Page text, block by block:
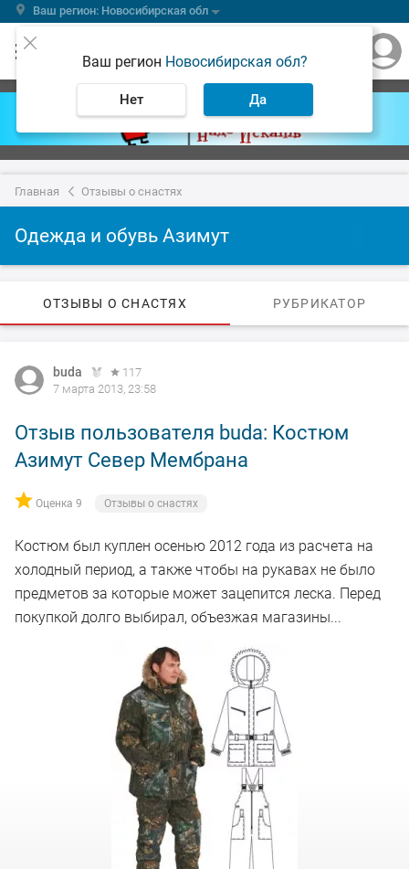
Ваш регион: Новосибирская обл
Ваш регион Новосибирская обл?
Нет Да
Главная Отзывы о снастях
Одежда и обувь Азимут
ОТЗЫВЫ О СНАСТЯХ РУБРИКАТОР
buda
117
7 марта 2013, 23:58
Отзыв пользователя buda: Костюм
Азимут Север Мембрана
Оценка 9 Отзывы о снастях
Костюм был куплен осенью 2012 года из расчета на
холодный период, а также чтобы на рукавах не было
предметов за которые может зацепится леска. Перед
покупкой долго выбирал, объезжая магазины...